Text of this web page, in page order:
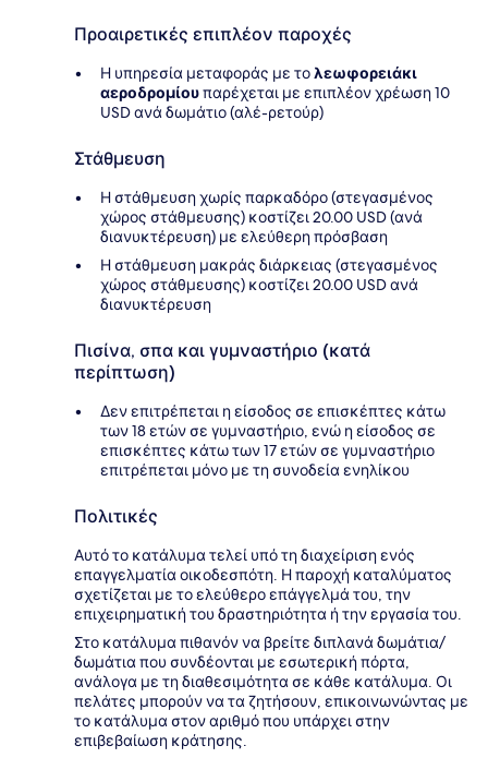
Προαιρετικές επιπλέον παροχές
Η υπηρεσία μεταφοράς με τολεωφορειάκι
αεροδρομίουπαρέχεται με επιπλέον χρέωση 10
USD ανά δωμάτιο (αλέ-ρετούρ)
Στάθμευση
Η στάθμευση χωρίς παρκαδόρο (στεγασμένος
χώρος στάθμευσης) κοστίζει 20.00 USD (ανά
διανυκτέρευση) με ελεύθερη πρόσβαση
Η στάθμευση μακράς διάρκειας (στεγασμένος
χώρος στάθμευσης) κοστίζει 20.00 USD ανά
διανυκτέρευση
Πισίνα, σπα και γυμναστήριο (κατά
περίπτωση)
Δεν επιτρέπεται η είσοδος σε επισκέπτες κάτω
των 18 ετών σε γυμναστήριο, ενώ η είσοδος σε
επισκέπτες κάτω των 17 ετών σε γυμναστήριο
επιτρέπεται μόνο με τη συνοδεία ενηλίκου
Πολιτικές
Αυτό το κατάλυμα τελεί υπό τη διαχείριση ενός
επαγγελματία οικοδεσπότη. Η παροχή καταλύματος
σχετίζεται με το ελεύθερο επάγγελμά του, την
επιχειρηματική του δραστηριότητα ή την εργασία του.
Στο κατάλυμα πιθανόν να βρείτε διπλανά δωμάτια/
δωμάτια που συνδέονται με εσωτερική πόρτα,
ανάλογα με τη διαθεσιμότητα σε κάθε κατάλυμα. Οι
πελάτες μπορούν να τα ζητήσουν, επικοινωνώντας με
το κατάλυμα στον αριθμό που υπάρχει στην
επιβεβαίωση κράτησης.